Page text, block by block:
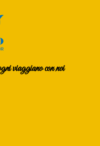
viaggiano con noi